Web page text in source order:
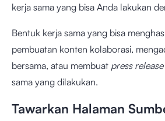
kerja sama yang bisa Anda lakukan
Bentuk kerja sama yang bisa
pembuatan konten kolaborasi,
bersama, atau membuat press release
sama yang dilakukan.
Tawarkan Halaman